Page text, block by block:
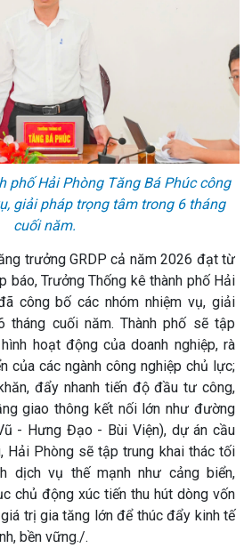
phố Hải Phòng Tăng Bá Phúc công
giải pháp trọng tâm trong 6 tháng
cuối năm.
trưởng GRDP cả năm 2026 đạt từ
báo, Trưởng Thống kê thành phố Hải
công bố các nhóm nhiệm vụ, giải
tháng cuối năm. Thành phố sẽ tập
hoạt động của doanh nghiệp, rà
của các ngành công nghiệp chủ lực;
đẩy nhanh tiến độ đầu tư công,
giao thông kết nối lớn như đường
- Hưng Đạo - Bùi Viện), dự án cầu
Hải Phòng sẽ tập trung khai thác tối
dịch vụ thế mạnh như cảng biển,
chủ động xúc tiến thu hút dòng vốn
trị gia tăng lớn để thúc đẩy kinh tế
bền vững./.